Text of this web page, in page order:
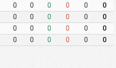
0 0 0 0 0 0
0 0 0 0 0 0
0 0 0 0 0 0
0 0 0 0 0 0